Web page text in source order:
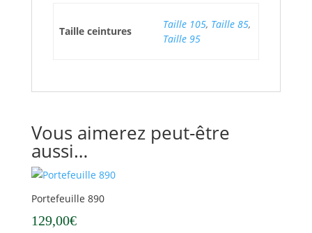
Taille ceintures
Taille 105, Taille 85,
Taille 95
Vous aimerez peut-être
aussi…
Portefeuille 890
129,00€